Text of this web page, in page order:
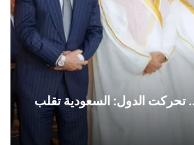
الدول: السعودية تقلب